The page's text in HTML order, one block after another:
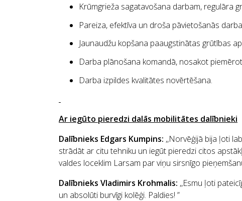
Krūmgrieža sagatavošana darbam, regulāra
Pareiza, efektīva un droša pāvietošanās
Jaunaudžu kopšana paaugstinātas grūtības
Darba plānošana komandā, nosakot
Darba izpildes kvalitātes novērtēšana.
Ar iegūto pieredzi dalās mobilitātes dalībnieki
Dalībnieks Edgars Kumpins: ,,Norvēģijā bija ļoti
strādāt ar citu tehniku un iegūt pieredzi citos
valdes loceklim Larsam par viņu sirsnīgo
Dalībnieks Vladimirs Krohmalis: ,,Esmu ļoti
un absolūti burvīgi kolēģi. Paldies! ”